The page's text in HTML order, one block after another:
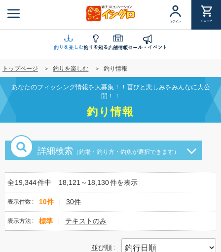
ン
に
移
動
ログイン ショップ
釣りを楽しむ釣りを知る店舗情報セール・イベント
トップページ 釣りを楽しむ 釣り情報
あなたのフィッシング情報を大募集！！喜びと悲しみをみんなに大公
開！！
釣り情報
詳細検索 （釣場・釣り方・釣魚が選択できます）
全19,344件中 18,121～18,130件を表示
表示件数 10件 30件
表示方法 標準 テキストのみ
並び順